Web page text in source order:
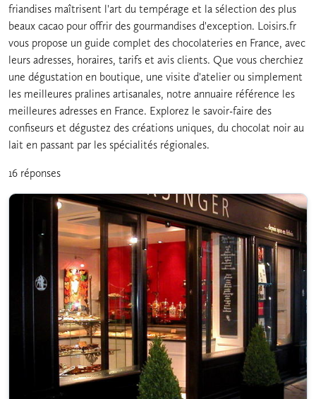
friandises maîtrisent l'art du tempérage et la sélection des plus
beaux cacao pour offrir des gourmandises d'exception. Loisirs.fr
vous propose un guide complet des chocolateries en France, avec
leurs adresses, horaires, tarifs et avis clients. Que vous cherchiez
une dégustation en boutique, une visite d'atelier ou simplement
les meilleures pralines artisanales, notre annuaire référence les
meilleures adresses en France. Explorez le savoir-faire des
confiseurs et dégustez des créations uniques, du chocolat noir au
lait en passant par les spécialités régionales.
16 réponses